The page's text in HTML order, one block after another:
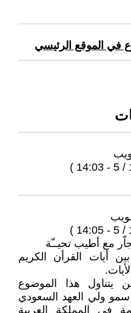
في الموقع الرئيسي
مع أطيب تحيــّة
أيات القرأن الكريم
يتناول هذا الموضوع
ولي العهد السعودي
في المملكة العربية